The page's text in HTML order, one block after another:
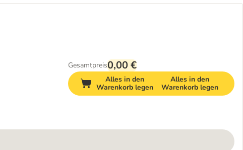
Gesamtpreis0,00 €
Alles in den
Warenkorb legen
Alles in den
Warenkorb legen